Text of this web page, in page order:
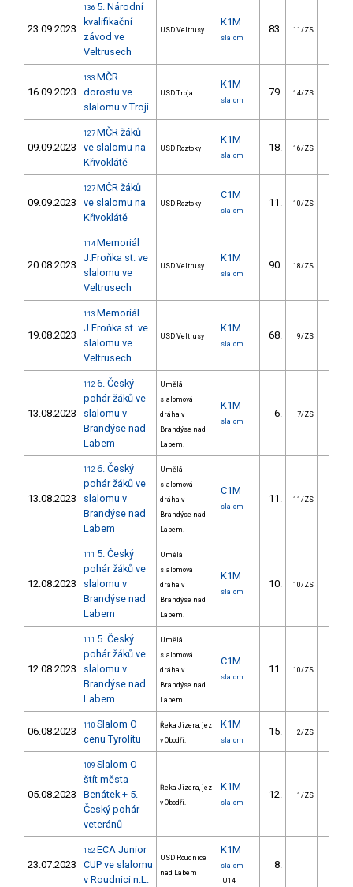
23.09.2023
136 5. Národní
kvalifikační
závod ve
Veltrusech
USD Veltrusy
K1M
slalom
83. 11/ZS
16.09.2023
133 MČR
dorostu ve
slalomu v Troji
USD Troja
K1M
slalom
79. 14/ZS
09.09.2023
127 MČR žáků
ve slalomu na
Křivoklátě
USD Roztoky
K1M
slalom
18. 16/ZS
09.09.2023
127 MČR žáků
ve slalomu na
Křivoklátě
USD Roztoky
C1M
slalom
11. 10/ZS
20.08.2023
114 Memoriál
J.Froňka st. ve
slalomu ve
Veltrusech
USD Veltrusy
K1M
slalom
90. 18/ZS
19.08.2023
113 Memoriál
J.Froňka st. ve
slalomu ve
Veltrusech
USD Veltrusy
K1M
slalom
68. 9/ZS
13.08.2023
112 6. Český
pohár žáků ve
slalomu v
Brandýse nad
Labem
Umělá
slalomová
dráha v
Brandýse nad
Labem.
K1M
slalom
6. 7/ZS
13.08.2023
112 6. Český
pohár žáků ve
slalomu v
Brandýse nad
Labem
Umělá
slalomová
dráha v
Brandýse nad
Labem.
C1M
slalom
11. 11/ZS
12.08.2023
111 5. Český
pohár žáků ve
slalomu v
Brandýse nad
Labem
Umělá
slalomová
dráha v
Brandýse nad
Labem.
K1M
slalom
10. 10/ZS
12.08.2023
111 5. Český
pohár žáků ve
slalomu v
Brandýse nad
Labem
Umělá
slalomová
dráha v
Brandýse nad
Labem.
C1M
slalom
11. 10/ZS
06.08.2023 110 Slalom O
cenu Tyrolitu
Řeka Jizera, jez
v Obodři.
K1M
slalom
15. 2/ZS
05.08.2023
109 Slalom O
štít města
Benátek + 5.
Český pohár
veteránů
Řeka Jizera, jez
v Obodři.
K1M
slalom
12. 1/ZS
23.07.2023
152 ECA Junior
CUP ve slalomu
v Roudnici n.L.
USD Roudnice
nad Labem
K1M
slalom
-U14
8.